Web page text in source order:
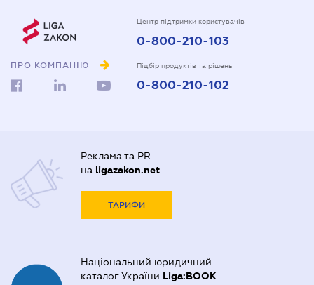
ПРО КОМПАНІЮ
Центр підтримки користувачів
0-800-210-103
Підбір продуктів та рішень
0-800-210-102
Реклама та PR
на ligazakon.net
ТАРИФИ
Національний юридичний
каталог України Liga:BOOK